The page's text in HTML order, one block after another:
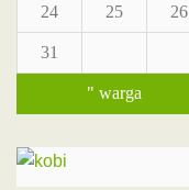
24 25 26
31
" warga